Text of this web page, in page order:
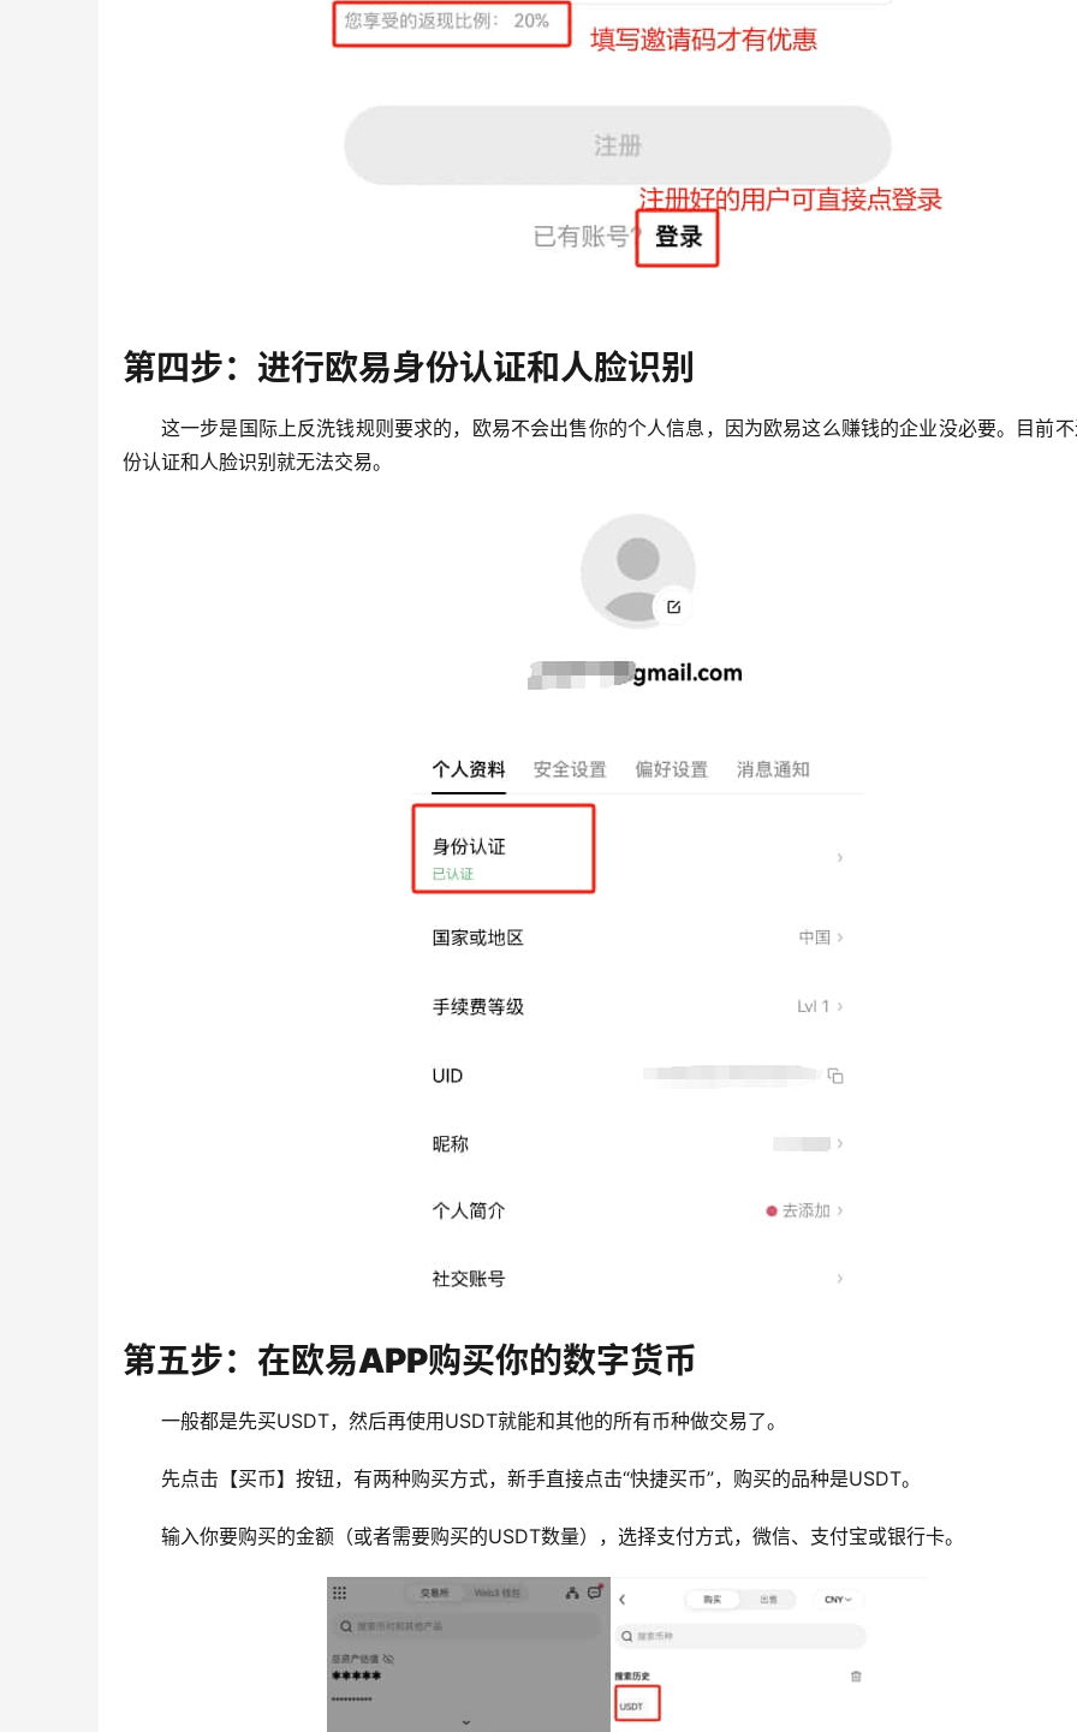
第四步：进行欧易身份认证和人脸识别
这一步是国际上反洗钱规则要求的，欧易不会出售你的个人信息，因为欧易这么赚钱的企业没必要。目前
份认证和人脸识别就无法交易。
第五步：在欧易APP购买你的数字货币
一般都是先买USDT，然后再使用USDT就能和其他的所有币种做交易了。
先点击【买币】按钮，有两种购买方式，新手直接点击“快捷买币”，购买的品种是USDT。
输入你要购买的金额（或者需要购买的USDT数量），选择支付方式，微信、支付宝或银行卡。